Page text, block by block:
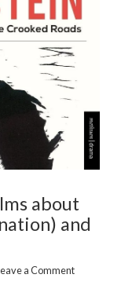
about
and
a Comment